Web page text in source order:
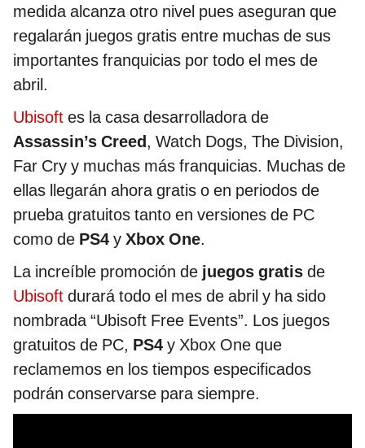
medida alcanza otro nivel pues aseguran que
regalarán juegos gratis entre muchas de sus
importantes franquicias por todo el mes de
abril.
Ubisoft es la casa desarrolladora de
Assassin’s Creed, Watch Dogs, The Division,
Far Cry y muchas más franquicias. Muchas de
ellas llegarán ahora gratis o en periodos de
prueba gratuitos tanto en versiones de PC
como de PS4 y Xbox One.
La increíble promoción de juegos gratis de
Ubisoft durará todo el mes de abril y ha sido
nombrada “Ubisoft Free Events”. Los juegos
gratuitos de PC, PS4 y Xbox One que
reclamemos en los tiempos especificados
podrán conservarse para siempre.